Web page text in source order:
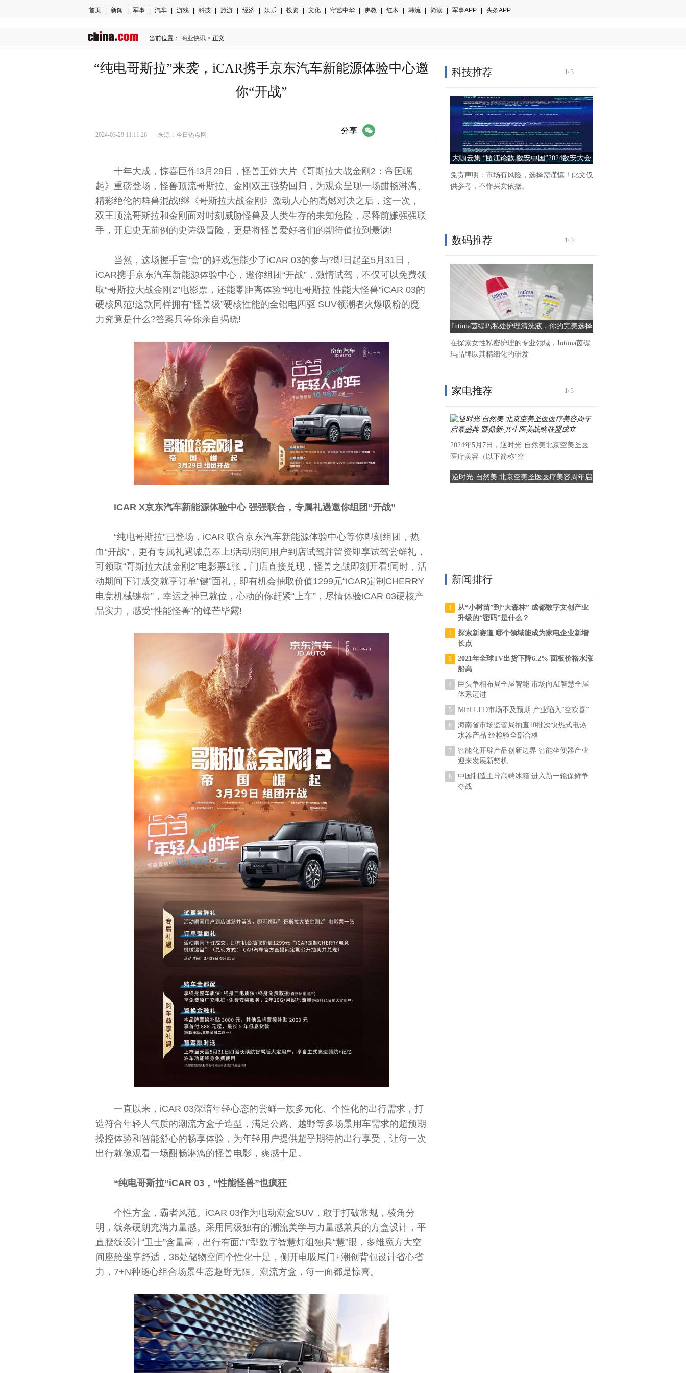
首页 新闻 军事 汽车 游戏 科技 旅游 经济 娱乐 投资 文化 守艺中华 佛教 红木 韩流 简读 军事APP 头条APP
当前位置： 商业快讯 > 正文
“纯电哥斯拉”来袭，iCAR携手京东汽车新能源体验中心邀
你“开战”
2024-03-29 11:11:26 来源：今日热点网 分享
十年大成，惊喜巨作!3月29日，怪兽王炸大片《哥斯拉大战金刚2：帝国崛
起》重磅登场，怪兽顶流哥斯拉、金刚双王强势回归，为观众呈现一场酣畅淋漓、
精彩绝伦的群兽混战!继《哥斯拉大战金刚》激动人心的高燃对决之后，这一次，
双王顶流哥斯拉和金刚面对时刻威胁怪兽及人类生存的未知危险，尽释前嫌强强联
手，开启史无前例的史诗级冒险，更是将怪兽爱好者们的期待值拉到最满!
当然，这场握手言“盒”的好戏怎能少了iCAR 03的参与?即日起至5月31日，
iCAR携手京东汽车新能源体验中心，邀你组团“开战”，激情试驾，不仅可以免费领
取“哥斯拉大战金刚2”电影票，还能零距离体验“纯电哥斯拉 性能大怪兽”iCAR 03的
硬核风范!这款同样拥有“怪兽级”硬核性能的全铝电四驱 SUV领潮者火爆吸粉的魔
力究竟是什么?答案只等你亲自揭晓!
iCAR X京东汽车新能源体验中心 强强联合，专属礼遇邀你组团“开战”
“纯电哥斯拉”已登场，iCAR 联合京东汽车新能源体验中心等你即刻组团，热
血“开战”，更有专属礼遇诚意奉上!活动期间用户到店试驾并留资即享试驾尝鲜礼，
可领取“哥斯拉大战金刚2”电影票1张，门店直接兑现，怪兽之战即刻开看!同时，活
动期间下订成交就享订单“键”面礼，即有机会抽取价值1299元“iCAR定制CHERRY
电竞机械键盘”，幸运之神已就位，心动的你赶紧“上车”，尽情体验iCAR 03硬核产
品实力，感受“性能怪兽”的锋芒毕露!
一直以来，iCAR 03深谙年轻心态的尝鲜一族多元化、个性化的出行需求，打
造符合年轻人气质的潮流方盒子造型，满足公路、越野等多场景用车需求的超预期
操控体验和智能舒心的畅享体验，为年轻用户提供超乎期待的出行享受，让每一次
出行就像观看一场酣畅淋漓的怪兽电影，爽感十足。
“纯电哥斯拉”iCAR 03，“性能怪兽”也疯狂
个性方盒，霸者风范。iCAR 03作为电动潮盒SUV，敢于打破常规，棱角分
明，线条硬朗充满力量感。采用同级独有的潮流美学与力量感兼具的方盒设计，平
直腰线设计“卫士”含量高，出行有面;“i”型数字智慧灯组独具“慧”眼，多维魔方大空
间座舱坐享舒适，36处储物空间个性化十足，侧开电吸尾门+潮创背包设计省心省
力，7+N种随心组合场景生态趣野无限。潮流方盒，每一面都是惊喜。
科技推荐
大咖云集 “瓯江论数 数安中国”2024数安大会
数享会即将开幕！
免责声明：市场有风险，选择需谨慎！此文仅
供参考，不作买卖依据。
1/ 3
数码推荐
Intima茵缇玛私处护理清洗液，你的完美选择
在探索女性私密护理的专业领域，Intima茵缇
玛品牌以其精细化的研发
1/ 3
家电推荐
逆时光·自然美 北京空美圣医医疗美容周年启
2024年5月7日，逆时光·自然美北京空美圣医
医疗美容（以下简称“空
1/ 3
新闻排行
1
从“小树苗”到“大森林” 成都数字文创产业
升级的“密码”是什么？
2
探索新赛道 哪个领域能成为家电企业新增
长点
3
2021年全球TV出货下降6.2% 面板价格水涨
船高
4
巨头争相布局全屋智能 市场向AI智慧全屋
体系迈进
5 Mini LED市场不及预期 产业陷入“空欢喜”
6
海南省市场监管局抽查10批次快热式电热
水器产品 经检验全部合格
7
智能化开辟产品创新边界 智能坐便器产业
迎来发展新契机
8
中国制造主导高端冰箱 进入新一轮保鲜争
夺战